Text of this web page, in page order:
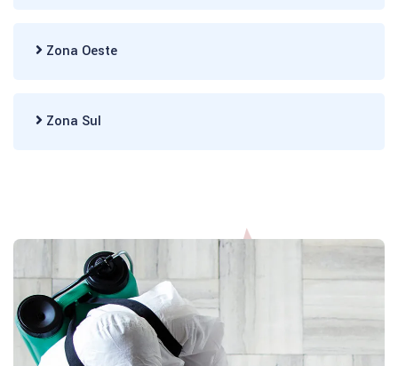
Zona Oeste
Zona Sul